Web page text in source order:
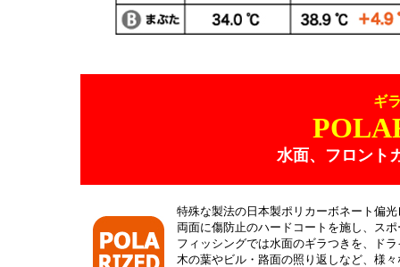
ギ
水面、フロント
特殊な製法の日本製ポリカーボネート偏
両面に傷防止のハードコートを施し、ス
フィッシングでは水面のギラつきを、ド
木の葉やビル・路面の照り返しなど、様